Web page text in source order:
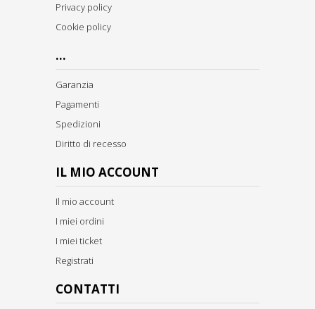
Privacy policy
Cookie policy
...
Garanzia
Pagamenti
Spedizioni
Diritto di recesso
IL MIO ACCOUNT
Il mio account
I miei ordini
I miei ticket
Registrati
CONTATTI